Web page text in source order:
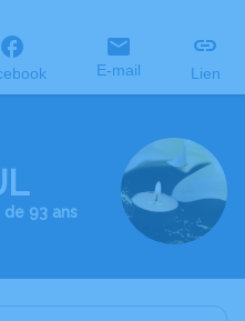
E-mail Lien
93 ans